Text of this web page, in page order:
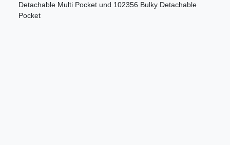
Detachable Multi Pocket und 102356 Bulky Detachable
Pocket